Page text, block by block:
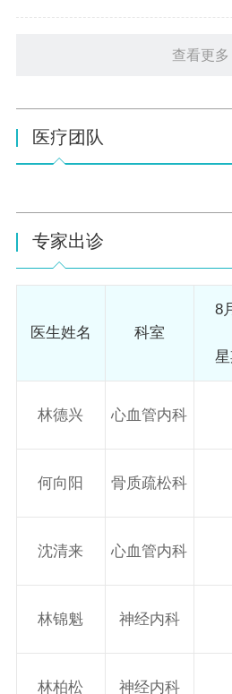
查看更多
医疗团队
专家出诊
医生姓名 科室
8
林德兴 心血管内科
何向阳 骨质疏松科
沈清来 心血管内科
林锦魁 神经内科
林柏松 神经内科